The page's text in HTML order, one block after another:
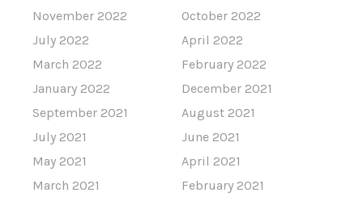
November 2022
October 2022
July 2022
April 2022
March 2022
February 2022
January 2022
December 2021
September 2021
August 2021
July 2021
June 2021
May 2021
April 2021
March 2021
February 2021